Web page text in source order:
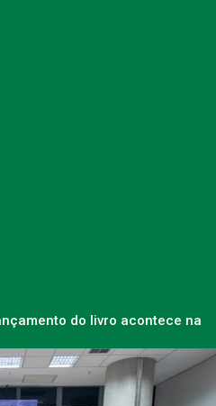
do livro acontece na